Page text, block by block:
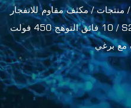
/منتجات/
/
10 فائق التوهج 450 فولت S2 غلاف ألومنيوم مقاوم للانفجار 1